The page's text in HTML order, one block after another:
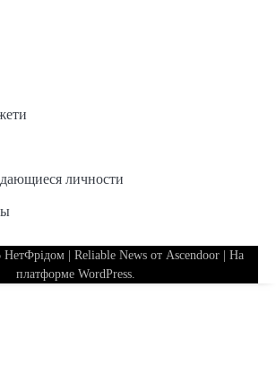
личности
НетФрідом| Reliable News от Ascendoor| На
платформе WordPress.